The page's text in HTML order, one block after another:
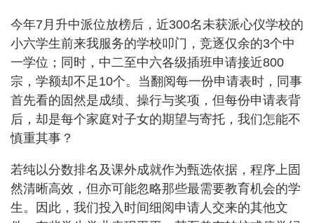
今年7月升中派位放榜后，近300名未获派心仪学校的
小六学生前来我服务的学校叩门，竞逐仅余的3个中
一学位；同时，中二至中六各级插班申请接近800
宗，学额却不足10个。当翻阅每一份申请表时，同事
首先看的固然是成绩、操行与奖项，但每份申请表背
后，却是每个家庭对子女的期望与寄托，我们怎能不
慎重其事？
若纯以分数排名及课外成就作为甄选依据，程序上固
然清晰高效，但亦可能忽略那些最需要教育机会的学
生。因此，我们投入时间细阅申请人交来的其他文